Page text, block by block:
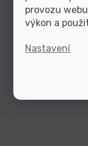
provozu
výkon a
Nastavení